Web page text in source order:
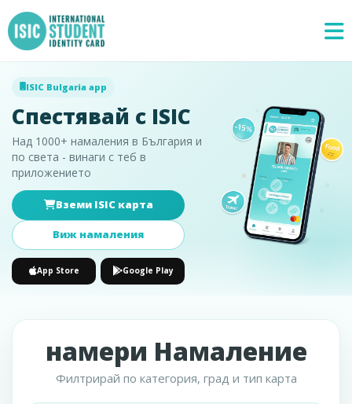
ISIC Bulgaria app
Спестявай с ISIC
Над 1000+ намаления в България и
по света - винаги с теб в
приложението
Вземи ISIC карта
Виж намаления
App Store Google Play
Специални
предложения ×
намери Намаление
Филтрирай по категория, град и тип карта